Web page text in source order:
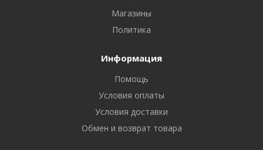
Магазины
Политика
Информация
Помощь
Условия оплаты
Условия доставки
Обмен и возврат товара